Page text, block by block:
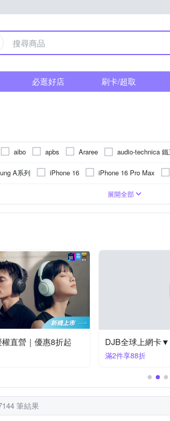
必逛好店 刷卡/超取
aibo apbs Araree audio-technica 鐵
DJI DUX DUCIS E-books
Nikon 尼康 National Geographic 國家地理
A系列 iPhone 16 iPhone 16 Pro Max
iPhone14 Pro Max (6.7) iPhone 13
小米系列 iPhone 7 plus/8 plus (5.5吋)
SE 2 htc U系列 iPhone 16e
Reno5 Reno5 Pro
鏡(亮)面
vivo Xiaomi 小米
背面保護貼 SIM轉接卡
鋁合金 合成皮
手機支架
展開全部
直營｜優惠8折起 DJB全球上網卡
滿2件享88折
筆結果